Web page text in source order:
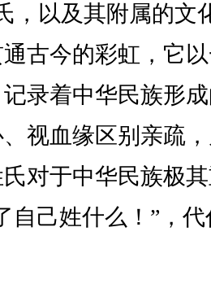
，以及其附属的文
古今的彩虹，它
录着中华民族形
视血缘区别亲疏
对于中华民族极
自己姓什么！”，